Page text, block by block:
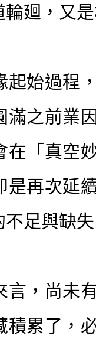
廻，又
起始過程
滿之前業
在「真空
是再次延
不足與缺
言，尚未
積累了，